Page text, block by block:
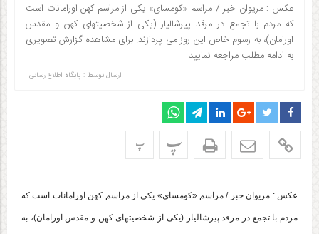
عکس : مریوان خبر / مراسم «کومسای» یکی از مراسم کهن اورامانات است
که مردم با تجمع در مرقد پیرشالیار (یکی از شخصیتهای کهن و مقدس
اورامان)، به رسوم خاص این روز می پردازند. برای مشاهده گزارش تصویری
به ادامه مطلب مراجعه نمایید
ارسال توسط : پایگاه اطلاع رسانی
پ پ
عکس : مریوان خبر / مراسم «کومسای» یکی از مراسم کهن اورامانات است که
مردم با تجمع در مرقد پیرشالیار (یکی از شخصیتهای کهن و مقدس اورامان)، به